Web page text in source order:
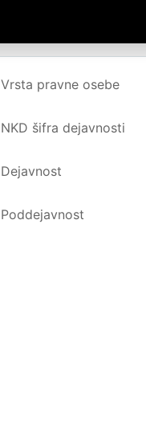
Vrsta pravne osebe
NKD šifra dejavnosti
Dejavnost
Poddejavnost